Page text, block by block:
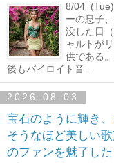
8/04 (Tue)
ーの息子
没した日
ャルトが
供である
後もバイロイト音...
2026-08-03
宝石のように輝き
そうなほど美しい
のファンを魅了し